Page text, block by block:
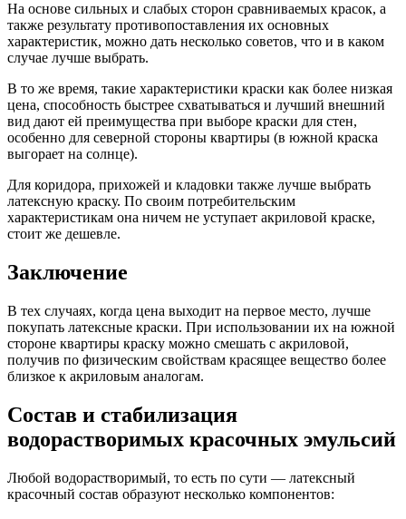
На основе сильных и слабых сторон сравниваемых красок, а
также результату противопоставления их основных
характеристик, можно дать несколько советов, что и в каком
случае лучше выбрать.
В то же время, такие характеристики краски как более низкая
цена, способность быстрее схватываться и лучший внешний
вид дают ей преимущества при выборе краски для стен,
особенно для северной стороны квартиры (в южной краска
выгорает на солнце).
Для коридора, прихожей и кладовки также лучше выбрать
латексную краску. По своим потребительским
характеристикам она ничем не уступает акриловой краске,
стоит же дешевле.
Заключение
В тех случаях, когда цена выходит на первое место, лучше
покупать латексные краски. При использовании их на южной
стороне квартиры краску можно смешать с акриловой,
получив по физическим свойствам красящее вещество более
близкое к акриловым аналогам.
Состав и стабилизация
водорастворимых красочных эмульсий
Любой водорастворимый, то есть по сути — латексный
красочный состав образуют несколько компонентов: